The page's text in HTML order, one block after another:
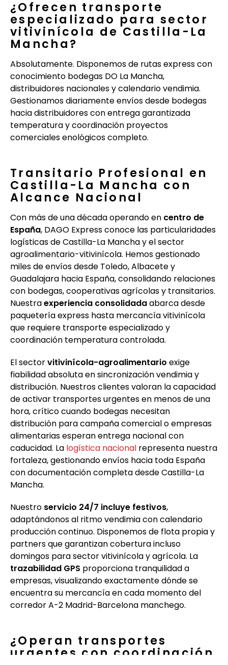
¿Ofrecen transporte
especializado para sector
vitivinícola de Castilla-La
Mancha?
Absolutamente. Disponemos de rutas express con
conocimiento bodegas DO La Mancha,
distribuidores nacionales y calendario vendimia.
Gestionamos diariamente envíos desde bodegas
hacia distribuidores con entrega garantizada
temperatura y coordinación proyectos
comerciales enológicos completo.
Transitario Profesional en
Castilla-La Mancha con
Alcance Nacional
Con más de una década operando en centro de
España, DAGO Express conoce las particularidades
logísticas de Castilla-La Mancha y el sector
agroalimentario-vitivinícola. Hemos gestionado
miles de envíos desde Toledo, Albacete y
Guadalajara hacia España, consolidando relaciones
con bodegas, cooperativas agrícolas y transitarios.
Nuestraexperiencia consolidadaabarca desde
paquetería express hasta mercancía vitivinícola
que requiere transporte especializado y
coordinación temperatura controlada.
El sectorvitivinícola-agroalimentario exige
fiabilidad absoluta en sincronización vendimia y
distribución. Nuestros clientes valoran la capacidad
de activar transportes urgentes en menos de una
hora, crítico cuando bodegas necesitan
distribución para campaña comercial o empresas
alimentarias esperan entrega nacional con
caducidad. La logística nacional representa nuestra
fortaleza, gestionando envíos hacia toda España
con documentación completa desde Castilla-La
Mancha.
Nuestro servicio 24/7 incluye festivos,
adaptándonos al ritmo vendimia con calendario
producción continuo. Disponemos de flota propia y
partners que garantizan cobertura incluso
domingos para sector vitivinícola y agrícola. La
trazabilidad GPS proporciona tranquilidad a
empresas, visualizando exactamente dónde se
encuentra su mercancía en cada momento del
corredor A-2 Madrid-Barcelona manchego.
¿Operan transportes
urgentes con coordinación